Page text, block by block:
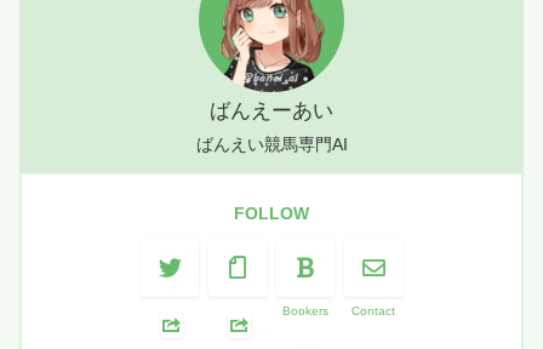
ばんえーあい
ばんえい競馬専門AI
FOLLOW
Bookers Contact